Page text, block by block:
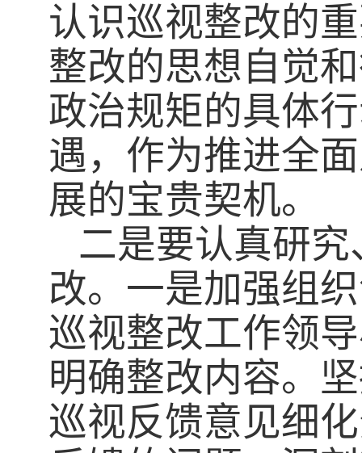
认识巡视整改的
整改的思想自觉
政治规矩的具体
遇，作为推进全
展的宝贵契机。
二是要认真研
改。一是加强组
巡视整改工作领
明确整改内容。
巡视反馈意见细